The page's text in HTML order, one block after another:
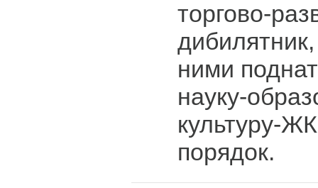
торгово-
ними
науку-
культуру-
порядок.